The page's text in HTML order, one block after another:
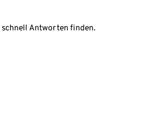
Antworten finden.